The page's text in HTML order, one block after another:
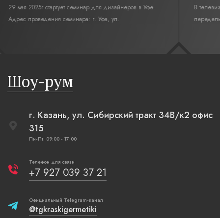
29 мая 2025г стартует семинар для дизайнеров в Уфе.
Адрес проведения семинара: г. Уфа, ул.
В
Шоу-рум
г. Казань, ул. Сибирский тракт 34В/к2 офис
315
Пн-Пт: 09:00 - 17:00
Телефон для связи
+7 927 039 37 21
Официальный Telegram-канал
@tgkraskigermetiki